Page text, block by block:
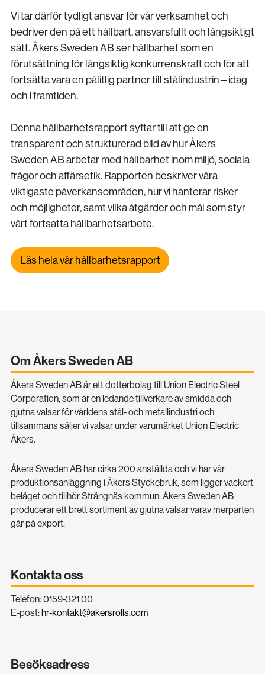
Vi tar därför tydligt ansvar för vår verksamhet och
bedriver den på ett hållbart, ansvarsfullt och långsiktigt
sätt. Åkers Sweden AB ser hållbarhet som en
förutsättning för långsiktig konkurrenskraft och för att
fortsätta vara en pålitlig partner till stålindustrin – idag
och i framtiden.
Denna hållbarhetsrapport syftar till att ge en
transparent och strukturerad bild av hur Åkers
Sweden AB arbetar med hållbarhet inom miljö, sociala
frågor och affärsetik. Rapporten beskriver våra
viktigaste påverkansområden, hur vi hanterar risker
och möjligheter, samt vilka åtgärder och mål som styr
vårt fortsatta hållbarhetsarbete.
Läs hela vår hållbarhetsrapport
Om Åkers Sweden AB
Åkers Sweden AB är ett dotterbolag till Union Electric Steel
Corporation, som är en ledande tillverkare av smidda och
gjutna valsar för världens stål- och metallindustri och
tillsammans säljer vi valsar under varumärket Union Electric
Åkers.
Åkers Sweden AB har cirka 200 anställda och vi har vår
produktionsanläggning i Åkers Styckebruk, som ligger vackert
beläget och tillhör Strängnäs kommun. Åkers Sweden AB
producerar ett brett sortiment av gjutna valsar varav merparten
går på export.
Kontakta oss
Telefon: 0159-321 00
E-post:hr-kontakt@akersrolls.com
Besöksadress